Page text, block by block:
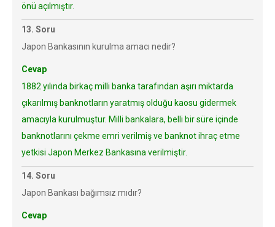
önü açılmıştır.
13. Soru
Japon Bankasının kurulma amacı nedir?
Cevap
1882 yılında birkaç milli banka tarafından aşırı miktarda
çıkarılmış banknotların yaratmış olduğu kaosu gidermek
amacıyla kurulmuştur. Milli bankalara, belli bir süre içinde
banknotlarını çekme emri verilmiş ve banknot ihraç etme
yetkisi Japon Merkez Bankasına verilmiştir.
14. Soru
Japon Bankası bağımsız mıdır?
Cevap